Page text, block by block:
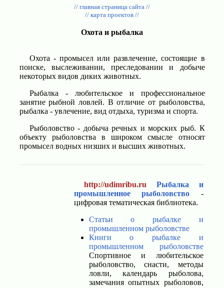
// главная страница сайта //
// карта проектов //
Охота и рыбалка
Охота - промысел или развлечение, состоящие в
поиске, выслеживании, преследовании и добыче
некоторых видов диких животных.
Рыбалка - любительское и профессиональное
занятие рыбной ловлей. В отличие от рыболовства,
рыбалка - увлечение, вид отдыха, туризма и спорта.
Рыболовство - добыча речных и морских рыб. К
объекту рыболовства в широком смысле относят
промысел водных низших и высших животных.
http://udimribu.ru
Рыбалка и
промышленное рыболовство -
цифровая тематическая библиотека.
Статьи о рыбалке и
промышленном рыболовстве
Книги о рыбалке и
промышленном рыболовстве
Спортивное и любительское
рыболовство, снасти, методы
ловли, календарь рыболова,
замечания опытных рыболовов,